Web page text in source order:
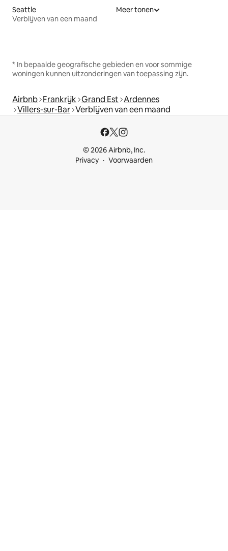
Seattle
Verblijven van een maand
Meer tonen
* In bepaalde geografische gebieden en voor sommige
woningen kunnen uitzonderingen van toepassing zijn.
Airbnb Frankrijk Grand Est Ardennes
Villers-sur-Bar Verblijven van een maand
© 2026 Airbnb, Inc.
Privacy
Voorwaarden